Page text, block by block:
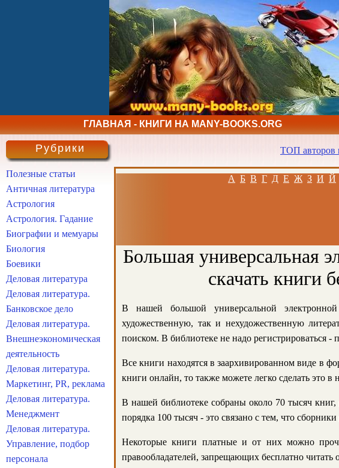
ГЛАВНАЯ - КНИГИ НА MANY-BOOKS.ORG
ТОП авторов
А Б В Г Д Е Ж З И Й
Большая универсальная
скачать книги
В нашей большой универсальной
художественную, так и нехудожественную
поиском. В библиотеке не надо регистрироваться -
Все книги находятся в заархивированном виде в
книги онлайн, то также можете легко сделать это в
В нашей библиотеке собраны около 70 тысяч
порядка 100 тысяч - это связано с тем, что
Некоторые книги платные и от них можно
правообладателей, запрещающих бесплатно читать
Рубрики
Полезные статьи
Античная литература
Астрология
Астрология. Гадание
Биографии и мемуары
Биология
Боевики
Деловая литература
Деловая литература.
Банковское дело
Деловая литература.
Внешнеэкономическая
деятельность
Деловая литература.
Маркетинг, PR, реклама
Деловая литература.
Менеджмент
Деловая литература.
Управление, подбор
персонала